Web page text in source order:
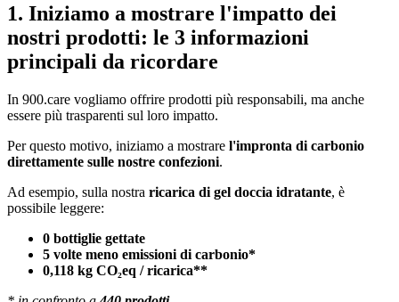
1. Iniziamo a mostrare l'impatto dei
nostri prodotti: le 3 informazioni
principali da ricordare
In 900.care vogliamo offrire prodotti più responsabili, ma anche
essere più trasparenti sul loro impatto.
Per questo motivo, iniziamo a mostrare l'impronta di carbonio
direttamente sulle nostre confezioni.
Ad esempio, sulla nostra ricarica di gel doccia idratante, è
possibile leggere:
0 bottiglie gettate
5 volte meno emissioni di carbonio*
0,118 kg CO₂eq / ricarica**